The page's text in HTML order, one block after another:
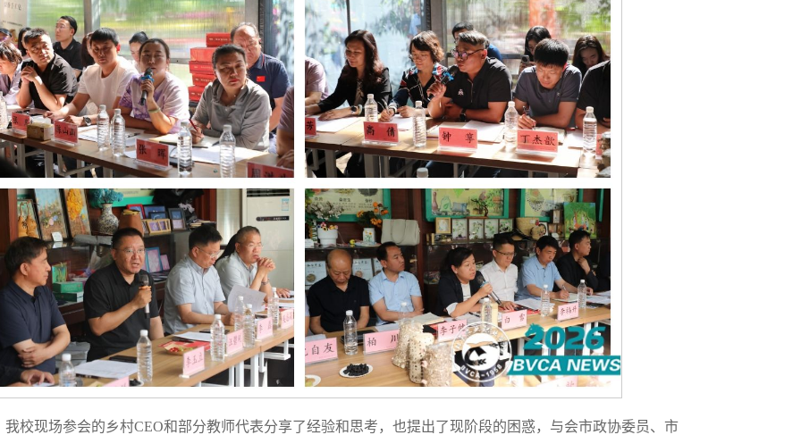
我校现场参会的乡村CEO和部分教师代表分享了经验和思考，也提出了现阶段的困惑，与会市政协委员、市